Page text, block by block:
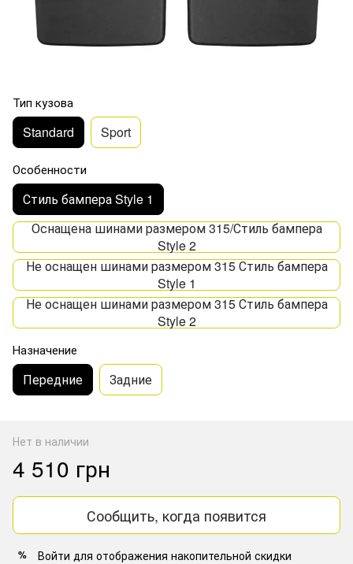
Тип кузова
Standard Sport
Особенности
Стиль бампера Style 1
Оснащена шинами размером 315/Стиль бампера
Style 2
Не оснащен шинами размером 315 Стиль бампера
Style 1
Не оснащен шинами размером 315 Стиль бампера
Style 2
Назначение
Передние Задние
Нет в наличии
4 510 грн
Сообщить, когда появится
% Войти для отображения накопительной скидки